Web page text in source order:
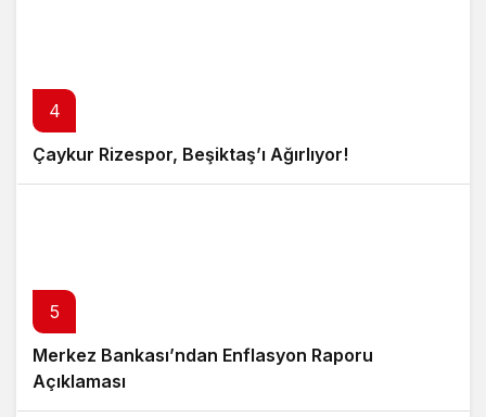
4
Çaykur Rizespor, Beşiktaş’ı Ağırlıyor!
5
Merkez Bankası’ndan Enflasyon Raporu
Açıklaması